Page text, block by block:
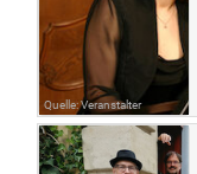
Quelle: Veranstalter